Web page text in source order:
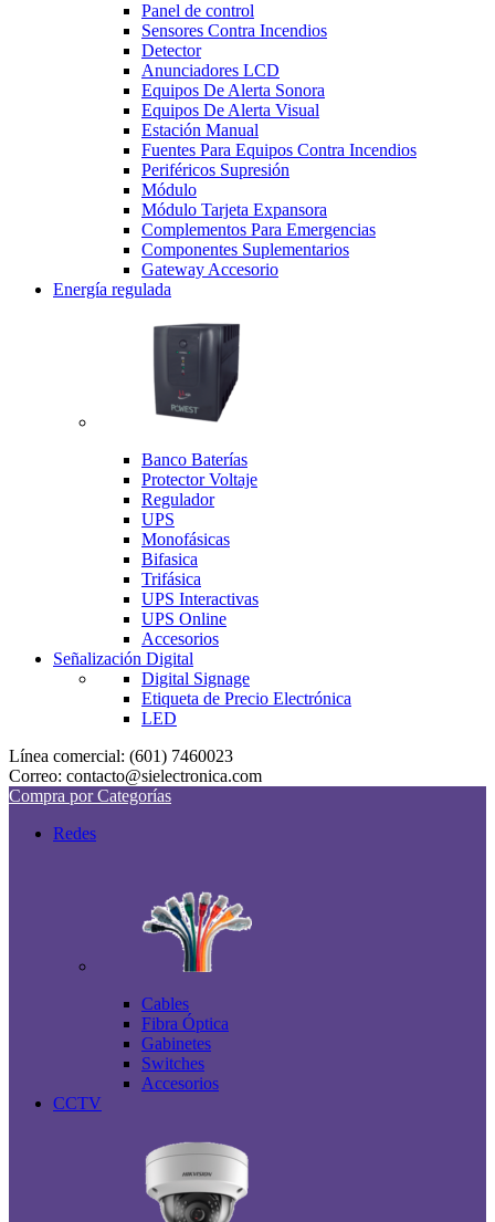
Panel de control
Sensores Contra Incendios
Detector
Anunciadores LCD
Equipos De Alerta Sonora
Equipos De Alerta Visual
Estación Manual
Fuentes Para Equipos Contra Incendios
Periféricos Supresión
Módulo
Módulo Tarjeta Expansora
Complementos Para Emergencias
Componentes Suplementarios
Gateway Accesorio
Energía regulada
Banco Baterías
Protector Voltaje
Regulador
UPS
Monofásicas
Bifasica
Trifásica
UPS Interactivas
UPS Online
Accesorios
Señalización Digital
Digital Signage
Etiqueta de Precio Electrónica
LED
Línea comercial: (601) 7460023
Correo: contacto@sielectronica.com
Compra por Categorías
Redes
Cables
Fibra Óptica
Gabinetes
Switches
Accesorios
CCTV